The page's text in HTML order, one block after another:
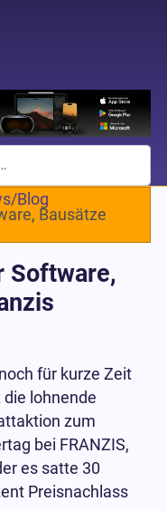
Blog
Bausätze
Software,
für kurze Zeit
die lohnende
zum
bei FRANZIS,
es satte 30
Preisnachlass